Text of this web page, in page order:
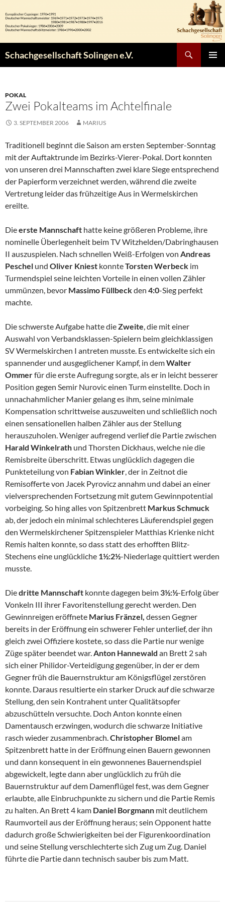
Inhalt
springen
Schachgesellschaft Solingen e.V.
POKAL
Zwei Pokalteams im Achtelfinale
3. SEPTEMBER 2006 MARIUS
Traditionell beginnt die Saison am ersten September-Sonntag
mit der Auftaktrunde im Bezirks-Vierer-Pokal. Dort konnten
von unseren drei Mannschaften zwei klare Siege entsprechend
der Papierform verzeichnet werden, während die zweite
Vertretung leider das frühzeitige Aus in Wermelskirchen
ereilte.
Dieerste Mannschaft hatte keine größeren Probleme, ihre
nominelle Überlegenheit beim TV Witzhelden/Dabringhausen
II auszuspielen. Nach schnellen Weiß-Erfolgen von Andreas
Peschel und Oliver Kniest konnteTorsten Werbeck im
Turmendspiel seine leichten Vorteile in einen vollen Zähler
ummünzen, bevor Massimo Füllbeckden 4:0-Sieg perfekt
machte.
Die schwerste Aufgabe hatte dieZweite, die mit einer
Auswahl von Verbandsklassen-Spielern beim gleichklassigen
SV Wermelskirchen I antreten musste. Es entwickelte sich ein
spannender und ausgeglichener Kampf, in demWalter
Ommerfür die erste Aufregung sorgte, als er in leicht besserer
Position gegen Semir Nurovic einen Turm einstellte. Doch in
unnachahmlicher Manier gelang es ihm, seine minimale
Kompensation schrittweise auszuweiten und schließlich noch
einen sensationellen halben Zähler aus der Stellung
herauszuholen. Weniger aufregend verlief die Partie zwischen
Harald Winkelrath und Thorsten Dickhaus, welche nie die
Remisbreite überschritt. Etwas unglücklich dagegen die
Punkteteilung von Fabian Winkler, der in Zeitnot die
Remisofferte von Jacek Pyrovicz annahm und dabei an einer
vielversprechenden Fortsetzung mit gutem Gewinnpotential
vorbeiging. So hing alles von Spitzenbrett Markus Schmuck
ab, der jedoch ein minimal schlechteres Läuferendspiel gegen
den Wermelskirchener Spitzenspieler Matthias Krienke nicht
Remis halten konnte, so dass statt des erhofften Blitz-
Stechens eine unglückliche 1½:2½-Niederlage quittiert werden
musste.
Diedritte Mannschaft konnte dagegen beim 3½:½-Erfolg über
Vonkeln III ihrer Favoritenstellung gerecht werden. Den
Gewinnreigen eröffnete Marius Fränzel, dessen Gegner
bereits in der Eröffnung ein schwerer Fehler unterlief, der ihn
gleich zwei Offiziere kostete, so dass die Partie nur wenige
Züge später beendet war.Anton Hannewald an Brett 2 sah
sich einer Philidor-Verteidigung gegenüber, in der er dem
Gegner früh die Bauernstruktur am Königsflügel zerstören
konnte. Daraus resultierte ein starker Druck auf die schwarze
Stellung, den sein Kontrahent unter Qualitätsopfer
abzuschütteln versuchte. Doch Anton konnte einen
Damentausch erzwingen, wodurch die schwarze Initiative
rasch wieder zusammenbrach.Christopher Blomelam
Spitzenbrett hatte in der Eröffnung einen Bauern gewonnen
und dann konsequent in ein gewonnenes Bauernendspiel
abgewickelt, legte dann aber unglücklich zu früh die
Bauernstruktur auf dem Damenflügel fest, was dem Gegner
erlaubte, alle Einbruchpunkte zu sichern und die Partie Remis
zu halten. An Brett 4 kam Daniel Borgmann mit deutlichem
Raumvorteil aus der Eröffnung heraus; sein Opponent hatte
dadurch große Schwierigkeiten bei der Figurenkoordination
und seine Stellung verschlechterte sich Zug um Zug. Daniel
führte die Partie dann technisch sauber bis zum Matt.